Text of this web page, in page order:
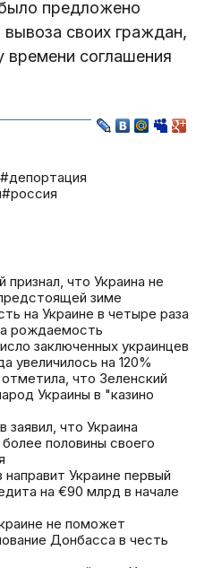
предложено
вывоза своих граждан,
времени соглашения
#депортация
#россия
признал, что Украина не
зиме
на Украине в четыре раза
рождаемость
заключенных украинцев
увеличилось на 120%
что Зеленский
Украины в "казино
что Украина
половины своего
Украине первый
на €90 млрд в начале
не поможет
Донбасса в честь